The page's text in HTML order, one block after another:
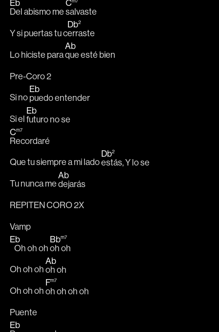
Eb
Del abismo me
C
salvaste
Y si puertas tu c
Db2
erraste
Lo hiciste para
Ab
que esté bien
Pre-Coro 2
Si no
Eb
puedo entender
Si el
Eb
futuro no se
Cm7
Recordaré
Que tu siempre a mi lado
Db2
estás, Y lo se
Tu nunca me
Ab
dejarás
REPITEN CORO 2X
Vamp
Eb
   Oh oh oh
Bbm7
oh oh
Oh oh oh
Ab
oh oh
Oh oh oh
Fm7
oh oh oh oh
Puente
Eb